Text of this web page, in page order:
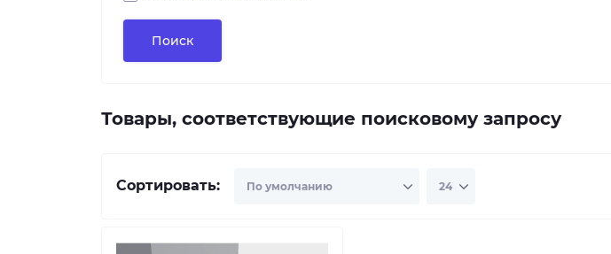
Поиск
Товары, соответствующие поисковому запросу
Сортировать: